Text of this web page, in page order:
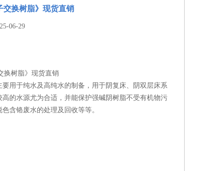
交换树脂》现货直销
06-29
换树脂》现货直销
要用于纯水及高纯水的制备，用于阴复床、阴双层床系
高的水源尤为合适，并能保护强碱阴树脂不受有机物污
含铬废水的处理及回收等等。